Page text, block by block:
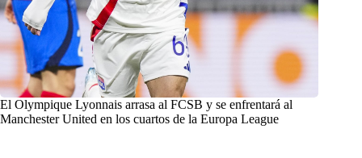
El Olympique Lyonnais arrasa al FCSB y se enfrentará al
Manchester United en los cuartos de la Europa League